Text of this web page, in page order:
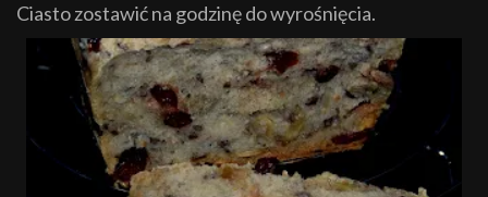
Ciasto zostawić na godzinę do wyrośnięcia.